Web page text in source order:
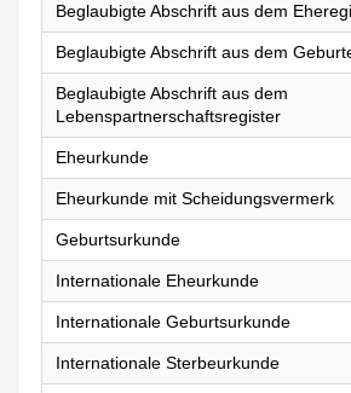
Beglaubigte Abschrift aus dem
Beglaubigte Abschrift aus dem
Beglaubigte Abschrift aus dem
Lebenspartnerschaftsregister
Eheurkunde
Eheurkunde mit Scheidungsvermerk
Geburtsurkunde
Internationale Eheurkunde
Internationale Geburtsurkunde
Internationale Sterbeurkunde